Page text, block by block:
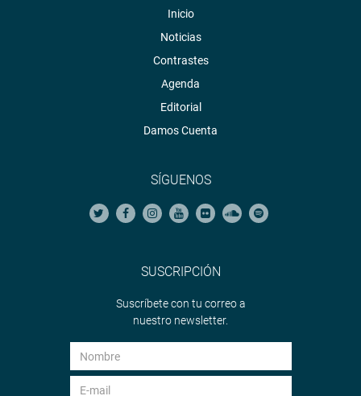
Inicio
Noticias
Contrastes
Agenda
Editorial
Damos Cuenta
SÍGUENOS
SUSCRIPCIÓN
Suscríbete con tu correo a
nuestro newsletter.